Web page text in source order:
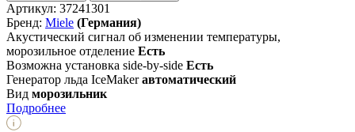
Артикул: 37241301
Бренд: Miele (Германия)
Акустический сигнал об изменении температуры,
морозильное отделение Есть
Возможна установка side-by-side Есть
Генератор льда IceMaker автоматический
Вид морозильник
Подробнее